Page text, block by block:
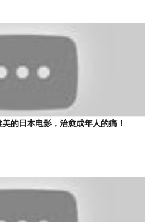
的日本电影，治愈成年人的痛！